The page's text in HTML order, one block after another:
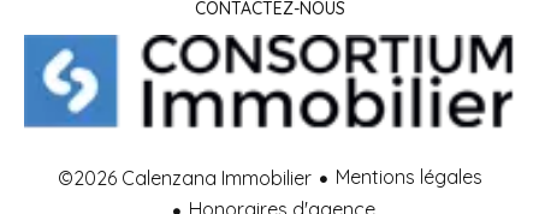
CONTACTEZ-NOUS
©2026 Calenzana Immobilier
Mentions légales
Honoraires d'agence